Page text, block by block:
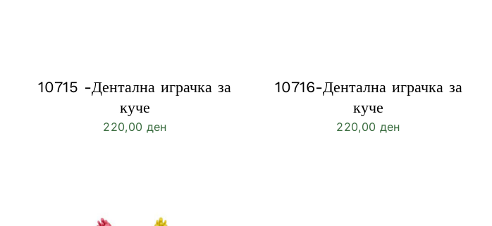
10715 -Дентална играчка за
куче
220,00 ден
10716-Дентална играчка за
куче
220,00 ден